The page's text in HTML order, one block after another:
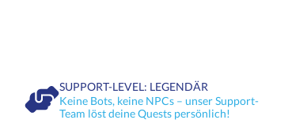
SUPPORT-LEVEL: LEGENDÄR
Keine Bots, keine NPCs – unser Support-
Team löst deine Quests persönlich!